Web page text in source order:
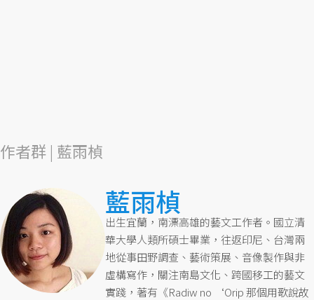
作者群 | 藍雨楨
藍雨楨
出生宜蘭，南漂高雄的藝文工作者。國立清
華大學人類所碩士畢業，往返印尼、台灣兩
地從事田野調查、藝術策展、音像製作與非
虛構寫作，關注南島文化、跨國移工的藝文
實踐，著有《Radiw no ‘Orip 那個用歌說故